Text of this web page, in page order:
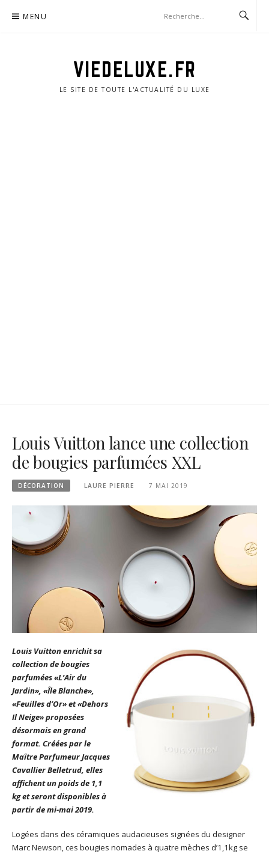
MENU
VIEDELUXE.FR
LE SITE DE TOUTE L'ACTUALITÉ DU LUXE
Louis Vuitton lance une collection
de bougies parfumées XXL
DÉCORATION LAURE PIERRE 7 MAI 2019
Louis Vuitton enrichit sa
collection de bougies
parfumées «L’Air du
Jardin», «Île Blanche»,
«Feuilles d’Or» et «Dehors
Il Neige» proposées
désormais en grand
format. Créées par le
Maître Parfumeur Jacques
Cavallier Belletrud, elles
affichent un poids de 1,1
kg et seront disponibles à
partir de mi-mai 2019.
Logées dans des céramiques audacieuses signées du designer
Marc Newson, ces bougies nomades à quatre mèches d’1,1kg se